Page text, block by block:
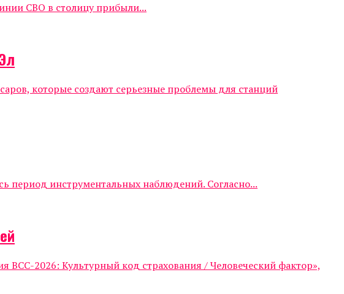
СВО в столицу прибыли...
которые создают серьезные проблемы для станций
период инструментальных наблюдений. Согласно...
2026: Культурный код страхования / Человеческий фактор»,